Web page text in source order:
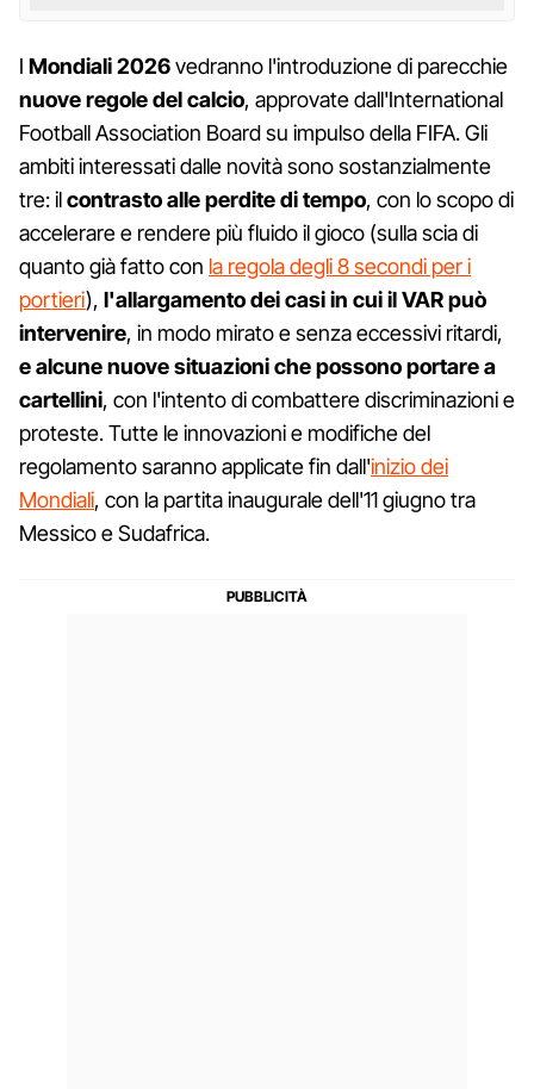
I Mondiali 2026vedranno l'introduzione di parecchie
nuove regole del calcio, approvate dall'International
Football Association Board su impulso della FIFA. Gli
ambiti interessati dalle novità sono sostanzialmente
tre: ilcontrasto alle perdite di tempo, con lo scopo di
accelerare e rendere più fluido il gioco (sulla scia di
quanto già fatto con la regola degli 8 secondi per i
portieri), l'allargamento dei casi in cui il VAR può
intervenire, in modo mirato e senza eccessivi ritardi,
e alcune nuove situazioni che possono portare a
cartellini, con l'intento di combattere discriminazioni e
proteste. Tutte le innovazioni e modifiche del
regolamento saranno applicate fin dall'inizio dei
Mondiali, con la partita inaugurale dell'11 giugno tra
Messico e Sudafrica.